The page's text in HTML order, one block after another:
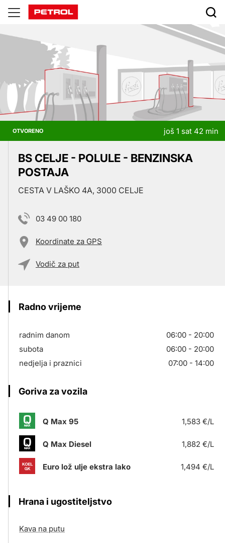
Prodajna
mjesta
OTVORENO još 1 sat 42 min
BS CELJE - POLULE - BENZINSKA
POSTAJA
CESTA V LAŠKO 4A, 3000 CELJE
03 49 00 180
Koordinate za GPS
Vodič za put
Radno vrijeme
radnim danom
06:00 - 20:00
subota
06:00 - 20:00
nedjelja i praznici
07:00 - 14:00
Goriva za vozila
Q Max 95 1,583 €/L
Q Max Diesel 1,882 €/L
Euro lož ulje ekstra lako 1,494 €/L
Hrana i ugostiteljstvo
Kava na putu